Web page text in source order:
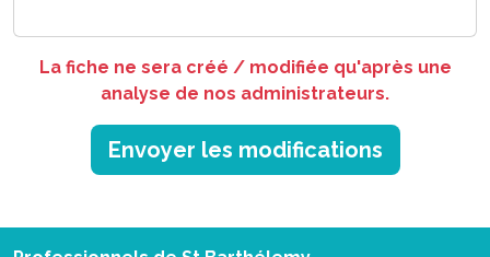
La fiche ne sera créé / modifiée qu'après une
analyse de nos administrateurs.
Envoyer les modifications